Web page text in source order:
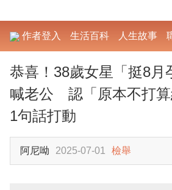
作者登入 生活百科 人生故事
恭喜！38歲女星「挺8月
喊老公 認「原本不打
1句話打動
阿尼呦 2025-07-01 檢舉